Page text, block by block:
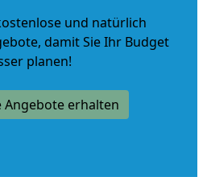
und natürlich
, damit Sie Ihr Budget
planen!
Angebote erhalten